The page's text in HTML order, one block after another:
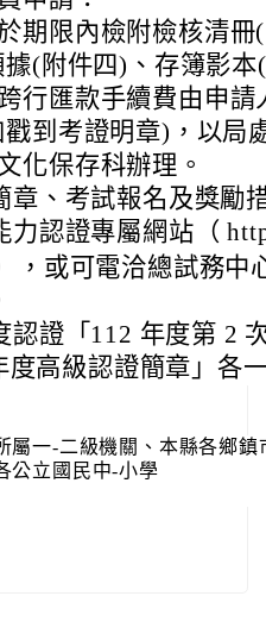
期限內檢附檢核清
據(附件四)、存簿影
行匯款手續費由申
到考證明章)，以局
化保存科辦理。
章、考試報名及獎勵
力認證專屬網站（
，或可電洽總試務中
認證「112 年度第 2
度高級認證簡章」各
屬一-二級機關、本縣各鄉
公立國民中-小學